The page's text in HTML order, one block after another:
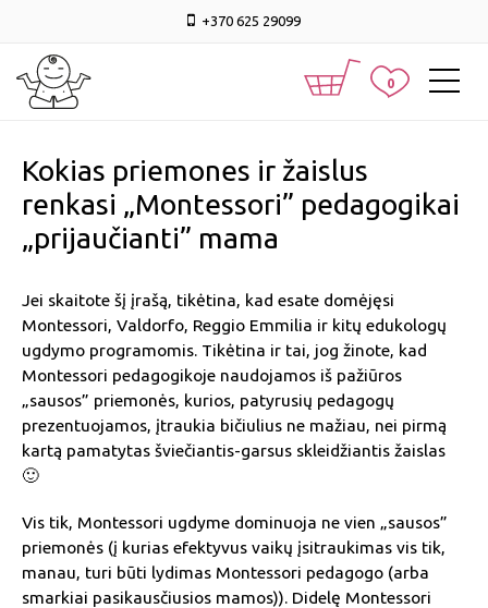
+370 625 29099
0
Kokias priemones ir žaislus
renkasi „Montessori” pedagogikai
„prijaučianti” mama
Jei skaitote šį įrašą, tikėtina, kad esate domėjęsi
Montessori, Valdorfo, Reggio Emmilia ir kitų edukologų
ugdymo programomis. Tikėtina ir tai, jog žinote, kad
Montessori pedagogikoje naudojamos iš pažiūros
„sausos” priemonės, kurios, patyrusių pedagogų
prezentuojamos, įtraukia bičiulius ne mažiau, nei pirmą
kartą pamatytas šviečiantis-garsus skleidžiantis žaislas
🙂
Vis tik, Montessori ugdyme dominuoja ne vien „sausos”
priemonės (į kurias efektyvus vaikų įsitraukimas vis tik,
manau, turi būti lydimas Montessori pedagogo (arba
smarkiai pasikausčiusios mamos)). Didelę Montessori